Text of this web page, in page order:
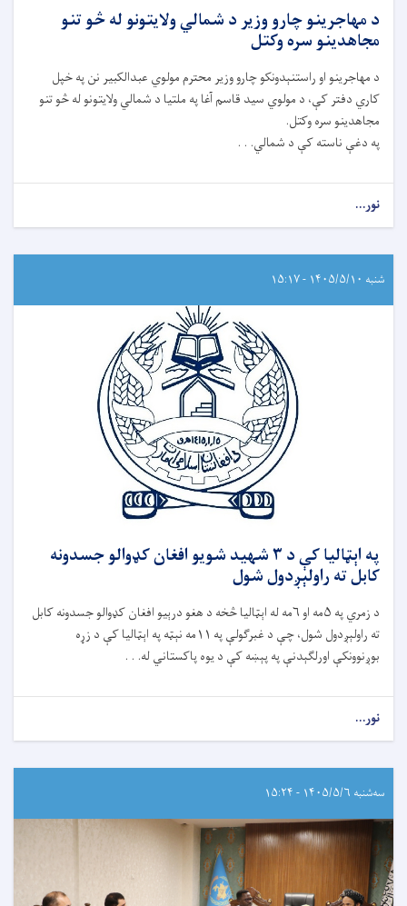
د مهاجرینو چارو وزیر د شمالي ولایتونو له څو تنو
مجاهدینو سره وکتل
د مهاجرینو او راستنېدونکو چارو وزیر محترم مولوي عبدالکبیر نن په خپل
کاري دفتر کې، د مولوي سید قاسم آغا په ملتیا د شمالي ولایتونو له څو تنو
مجاهدینو سره وکتل.
په دغې ناسته کې د شمالي. . .
نور...
شنبه ۱۴۰۵/۵/۱۰ - ۱۵:۱۷
په اېټالیا کې د ۳ شهید شویو افغان کډوالو جسدونه
کابل ته راولېږدول شول
د زمري په ۵مه او ۶مه له اېټالیا څخه د هغو درېیو افغان کډوالو جسدونه کابل
ته راولېږدول شول، چې د غبرګولې په ۱۱مه نېټه په اېټالیا کې د زړه
بوږنوونکې اورلګېدنې په پېښه کې د یوه پاکستاني له. . .
نور...
سه‌شنبه ۱۴۰۵/۵/۶ - ۱۵:۲۴